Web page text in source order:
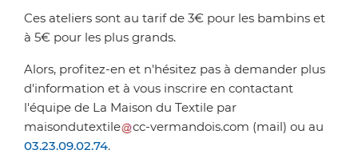
Ces ateliers sont au tarif de 3€ pour les bambins et
à 5€ pour les plus grands.
Alors, profitez-en et n'hésitez pas à demander plus
d'information et à vous inscrire en contactant
l'équipe de La Maison du Textile par
maisondutextile
cc-vermandois.com (mail) ou au
03.23.09.02.74.